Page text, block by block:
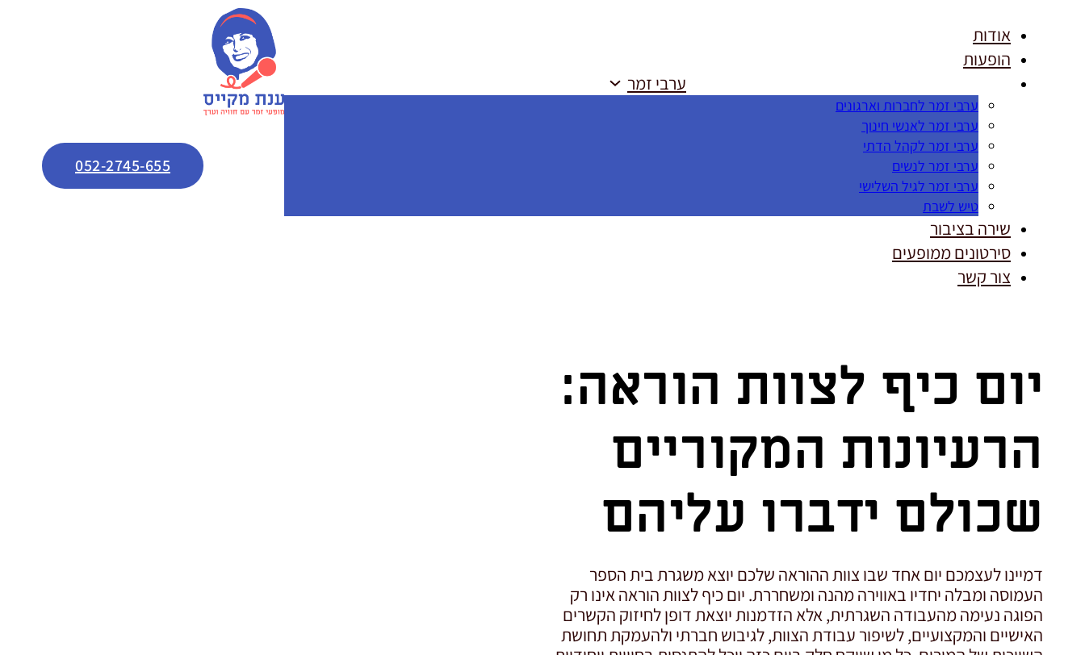
אודות
הופעות
ערבי זמר
ערבי זמר לחברות וארגונים
ערבי זמר לאנשי חינוך
ערבי זמר לקהל הדתי
ערבי זמר לנשים
ערבי זמר לגיל השלישי
טיש לשבת
שירה בציבור
סירטונים ממופעים
צור קשר
052-2745-655
יום כיף לצוות הוראה:
הרעיונות המקוריים
שכולם ידברו עליהם
דמיינו לעצמכם יום אחד שבו צוות ההוראה שלכם יוצא משגרת בית הספר
העמוסה ומבלה יחדיו באווירה מהנה ומשחררת. יום כיף לצוות הוראה אינו רק
הפוגה נעימה מהעבודה השגרתית, אלא הזדמנות יוצאת דופן לחיזוק הקשרים
האישיים והמקצועיים, לשיפור עבודת הצוות, לגיבוש חברתי ולהעמקת תחושת